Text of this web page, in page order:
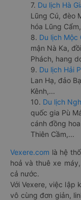
7. Du lịch Hà
Lũng Cú, đèo
hóa Lũng
8. Du lịch Mộc
mận Nà Ka,
Phách, hang
9. Du lịch Hải
Lan Hạ, đảo
Kênh,...
10. Du lịch
quốc gia Pù
cánh đồng
Thiên Cầm,...
Vexere.com là hệ
hoả và thuê xe
cả nước.
Với Vexere, việc lập
vô cùng đơn giản,